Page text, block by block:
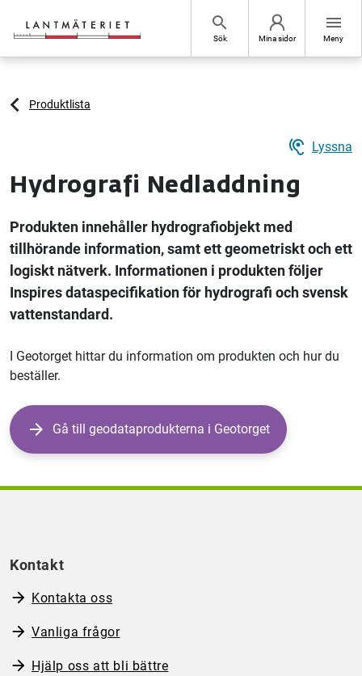
search
Sök Mina sidor
menu
Meny
Produktlista
hearing Lyssna
Hydrografi Nedladdning
Produkten innehåller hydrografiobjekt med
tillhörande information, samt ett geometriskt och ett
logiskt nätverk. Informationen i produkten följer
Inspires dataspecifikation för hydrografi och svensk
vattenstandard.
I Geotorget hittar du information om produkten och hur du
beställer.
Gå till geodataprodukterna i Geotorget
Kontakt
Kontakta oss
Vanliga frågor
Hjälp oss att bli bättre